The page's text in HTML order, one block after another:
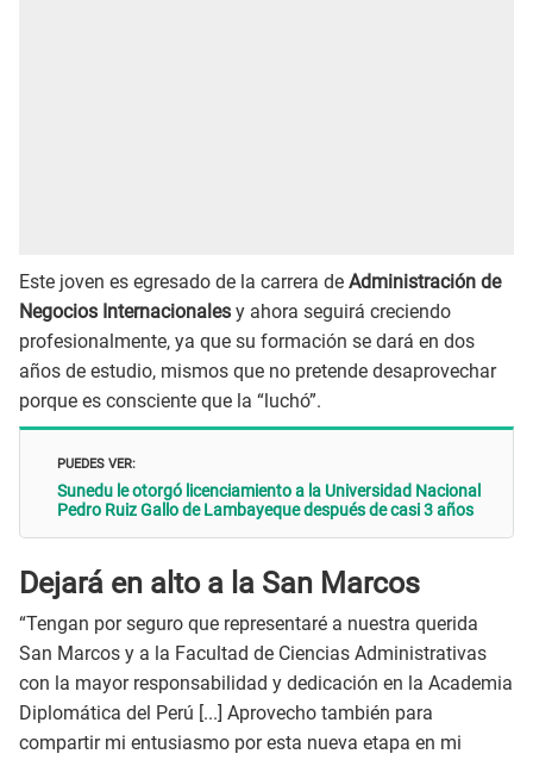
Este joven es egresado de la carrera de Administración de
Negocios Internacionales y ahora seguirá creciendo
profesionalmente, ya que su formación se dará en dos
años de estudio, mismos que no pretende desaprovechar
porque es consciente que la “luchó”.
PUEDES VER:
Sunedu le otorgó licenciamiento a la Universidad Nacional
Pedro Ruiz Gallo de Lambayeque después de casi 3 años
Dejará en alto a la San Marcos
“Tengan por seguro que representaré a nuestra querida
San Marcos y a la Facultad de Ciencias Administrativas
con la mayor responsabilidad y dedicación en la Academia
Diplomática del Perú [...] Aprovecho también para
compartir mi entusiasmo por esta nueva etapa en mi